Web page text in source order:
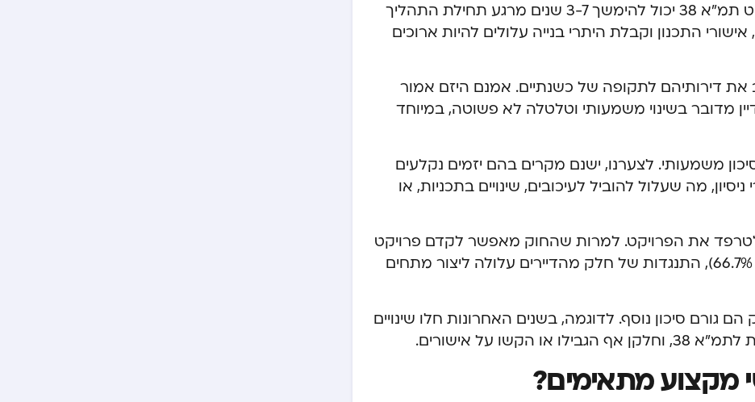
משך הזמן הוא אתגר מרכזי – פרויקט תמ”א 38 יכול להימשך 3-7 שנים מרגע תחילת התהליך
התכנון וקבלת היתרי בנייה עלולים להיות ארוכים
לעזוב את דירותיהם לתקופה של כשנתיים. אמנם היזם אמור
מדובר בשינוי משמעותי וטלטלה לא פשוטה, במיוחד
משמעותי. לצערנו, ישנם מקרים בהם יזמים נקלעים
מה שעלול להוביל לעיכובים, שינויים בתכניות, או
לטרפד את הפרויקט. למרות שהחוק מאפשר לקדם פרויקט
עם רוב מיוחד של דיירים (בדרך כלל 66.7%), התנגדות של חלק מהדיירים עלולה ליצור מתחים
הם גורם סיכון נוסף. לדוגמה, בשנים האחרונות חלו שינויים
על אישורים.
מקצוע מתאימים?